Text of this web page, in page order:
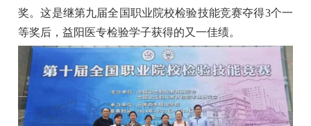
奖。这是继第九届全国职业院校检验技能竞赛夺得3个一
等奖后，益阳医专检验学子获得的又一佳绩。